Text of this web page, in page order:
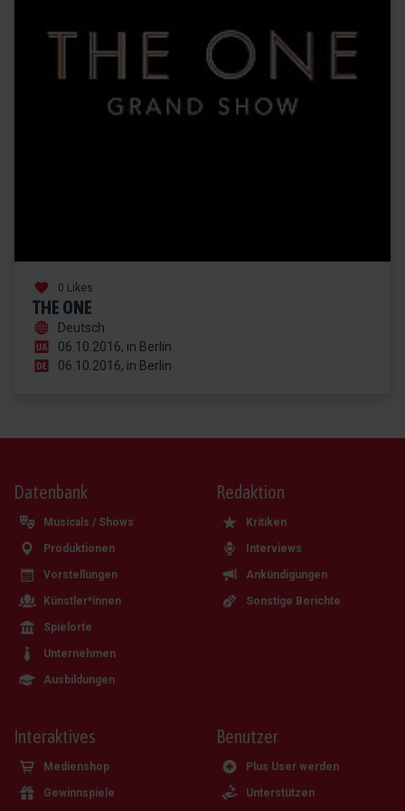
0 Likes
THE ONE
Deutsch
06.10.2016, in Berlin
06.10.2016, in Berlin
Datenbank
Musicals / Shows
Produktionen
Vorstellungen
Künstler*innen
Spielorte
Unternehmen
Ausbildungen
Redaktion
Kritiken
Interviews
Ankündigungen
Sonstige Berichte
Interaktives
Medienshop
Gewinnspiele
Benutzer
Plus User werden
Unterstützen